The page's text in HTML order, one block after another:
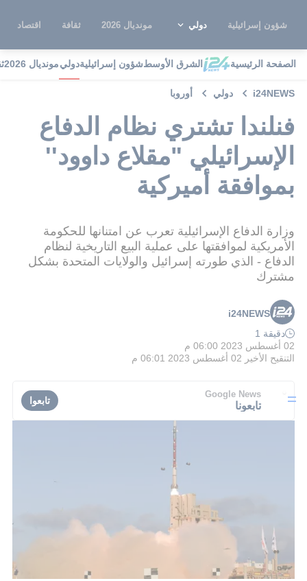
شؤون إسرائيلية دولي مونديال 2026 ثقافة اقتصاد
الصفحة الرئيسية الشرق الأوسطشؤون إسرائيليةدوليمونديال 2026
i24NEWS دولي أوروبا
فنلندا تشتري نظام الدفاع
الإسرائيلي "مقلاع داوود''
بموافقة أميركية
وزارة الدفاع الإسرائيلية تعرب عن امتنانها للحكومة
الأمريكية لموافقتها على عملية البيع التاريخية لنظام
الدفاع - الذي طورته إسرائيل والولايات المتحدة بشكل
مشترك
i24NEWS
دقيقة 1
02 أغسطس 2023 06:00 م
التنقيح الأخير 02 أغسطس 2023 06:01 م
Google News
تابعونا تابعوا